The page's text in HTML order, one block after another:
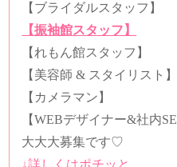
【ブライダルスタッフ】
【振袖館スタッフ】
【れもん館スタッフ】
【美容師 & スタイリスト】
【カメラマン】
【WEBデザイナー&社内SE
大大大募集です♡